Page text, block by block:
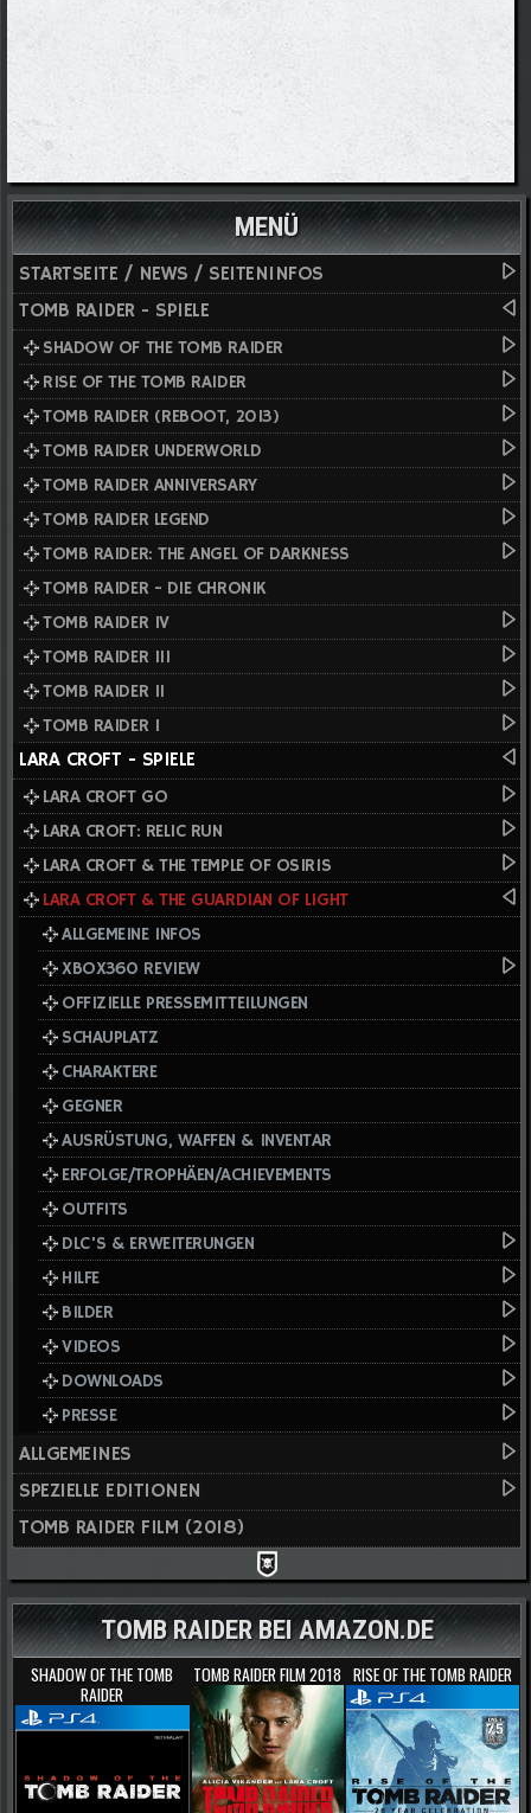
MENÜ
STARTSEITE / NEWS / SEITENINFOS
TOMB RAIDER - SPIELE
SHADOW OF THE TOMB RAIDER
RISE OF THE TOMB RAIDER
TOMB RAIDER (REBOOT, 2013)
TOMB RAIDER UNDERWORLD
TOMB RAIDER ANNIVERSARY
TOMB RAIDER LEGEND
TOMB RAIDER: THE ANGEL OF DARKNESS
TOMB RAIDER - DIE CHRONIK
TOMB RAIDER IV
TOMB RAIDER III
TOMB RAIDER II
TOMB RAIDER I
LARA CROFT - SPIELE
LARA CROFT GO
LARA CROFT: RELIC RUN
LARA CROFT & THE TEMPLE OF OSIRIS
LARA CROFT & THE GUARDIAN OF LIGHT
ALLGEMEINE INFOS
XBOX360 REVIEW
OFFIZIELLE PRESSEMITTEILUNGEN
SCHAUPLATZ
CHARAKTERE
GEGNER
AUSRÜSTUNG, WAFFEN & INVENTAR
ERFOLGE/TROPHÄEN/ACHIEVEMENTS
OUTFITS
DLC'S & ERWEITERUNGEN
HILFE
BILDER
VIDEOS
DOWNLOADS
PRESSE
ALLGEMEINES
SPEZIELLE EDITIONEN
TOMB RAIDER FILM (2018)
TOMB RAIDER BEI AMAZON.DE
SHADOW OF THE TOMB
RAIDER
TOMB RAIDER FILM 2018 RISE OF THE TOMB RAIDER